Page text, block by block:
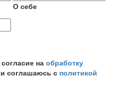
О себе
на обработку
и соглашаюсь с политикой